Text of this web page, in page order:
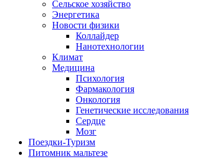
Сельское хозяйство
Энергетика
Новости физики
Коллайдер
Нанотехнологии
Климат
Медицина
Психология
Фармакология
Онкология
Генетические исследования
Сердце
Мозг
Поездки-Туризм
Питомник мальтезе